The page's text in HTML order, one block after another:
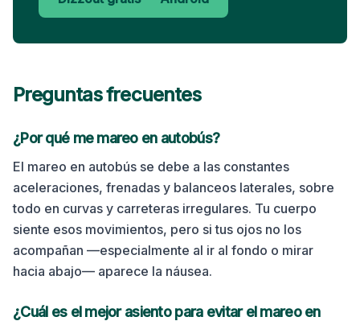
Preguntas frecuentes
¿Por qué me mareo en autobús?
El mareo en autobús se debe a las constantes
aceleraciones, frenadas y balanceos laterales, sobre
todo en curvas y carreteras irregulares. Tu cuerpo
siente esos movimientos, pero si tus ojos no los
acompañan —especialmente al ir al fondo o mirar
hacia abajo— aparece la náusea.
¿Cuál es el mejor asiento para evitar el mareo en